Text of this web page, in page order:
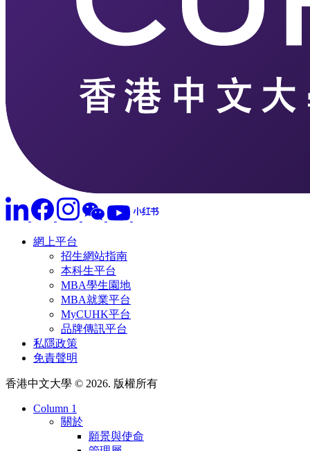
網上平台
招生網站指南
本科生平台
MBA學生園地
MBA就業平台
MyCUHK平台
品牌傳訊平台
私隱政策
免責聲明
香港中文大學 © 2026. 版權所有
Column 1
關於
願景與使命